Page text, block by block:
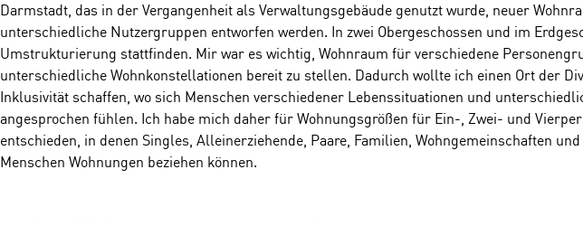
Darmstadt, das in der Vergangenheit als Verwaltungsgebäude genutzt wurde, neuer
unterschiedliche Nutzergruppen entworfen werden. In zwei Obergeschossen und im
Umstrukturierung stattfinden. Mir war es wichtig, Wohnraum für verschiedene
unterschiedliche Wohnkonstellationen bereit zu stellen. Dadurch wollte ich einen Ort der
Inklusivität schaffen, wo sich Menschen verschiedener Lebenssituationen und
angesprochen fühlen. Ich habe mich daher für Wohnungsgrößen für Ein-, Zwei- und
entschieden, in denen Singles, Alleinerziehende, Paare, Familien, Wohngemeinschaften
Menschen Wohnungen beziehen können.